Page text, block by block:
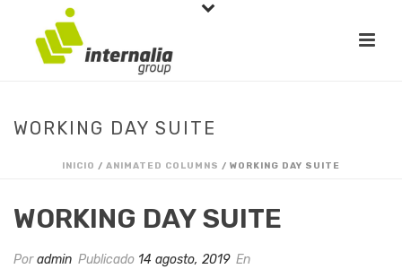
WORKING DAY SUITE
INICIO / ANIMATED COLUMNS / WORKING DAY SUITE
WORKING DAY SUITE
Poradmin Publicado 14 agosto, 2019 En